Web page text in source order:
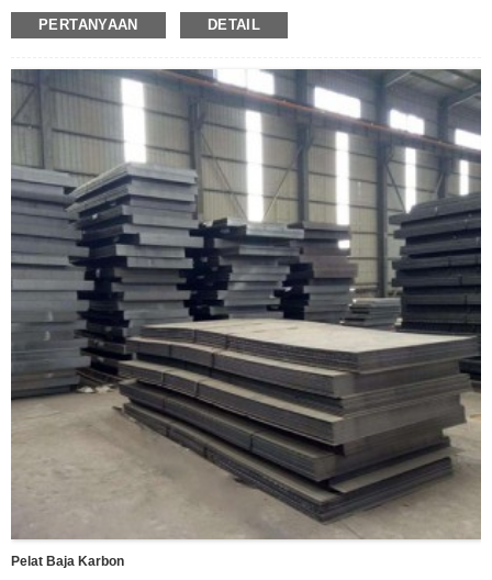
Lebar: 1250/1500/2000 & 2500, dll.
Standar: ASTM A240, ASTM A480, JIS G4304, JIS G4312, dll.
Menyelesaikan: 2B, No.4, BA, No.1, dll.
Sedang mengemas:
Diikat dengan tali rami/Dalam jumlah besar
PERTANYAAN DETAIL
Pelat Baja Karbon